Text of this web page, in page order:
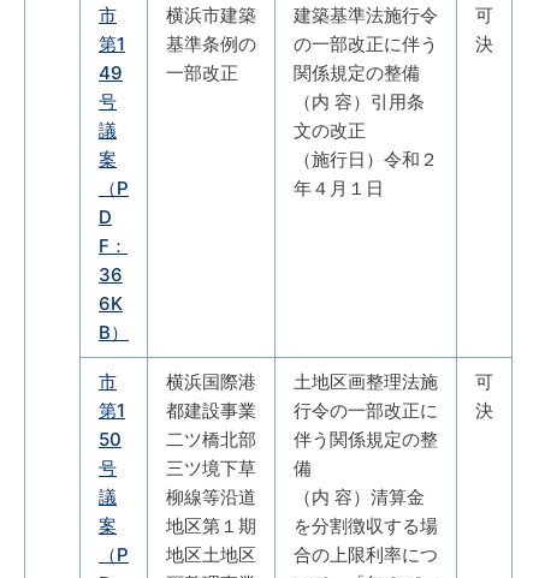
市
第1
49
号
議
案
（P
D
F：
36
6K
B）
横浜市建築
基準条例の
一部改正
建築基準法施行令
の一部改正に伴う
関係規定の整備
（内 容）引用条
文の改正
（施行日）令和２
年４月１日
可
決
市
第1
50
号
議
案
（P
横浜国際港
都建設事業
二ツ橋北部
三ツ境下草
柳線等沿道
地区第１期
地区土地区
土地区画整理法施
行令の一部改正に
伴う関係規定の整
備
（内 容）清算金
を分割徴収する場
合の上限利率につ
可
決